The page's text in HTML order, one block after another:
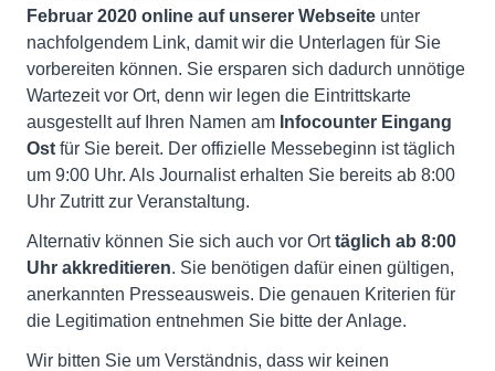
Februar 2020 online auf unserer Webseite unter
nachfolgendem Link, damit wir die Unterlagen für Sie
vorbereiten können. Sie ersparen sich dadurch unnötige
Wartezeit vor Ort, denn wir legen die Eintrittskarte
ausgestellt auf Ihren Namen am Infocounter Eingang
Ost für Sie bereit. Der offizielle Messebeginn ist täglich
um 9:00 Uhr. Als Journalist erhalten Sie bereits ab 8:00
Uhr Zutritt zur Veranstaltung.
Alternativ können Sie sich auch vor Orttäglich ab 8:00
Uhr akkreditieren. Sie benötigen dafür einen gültigen,
anerkannten Presseausweis. Die genauen Kriterien für
die Legitimation entnehmen Sie bitte der Anlage.
Wir bitten Sie um Verständnis, dass wir keinen